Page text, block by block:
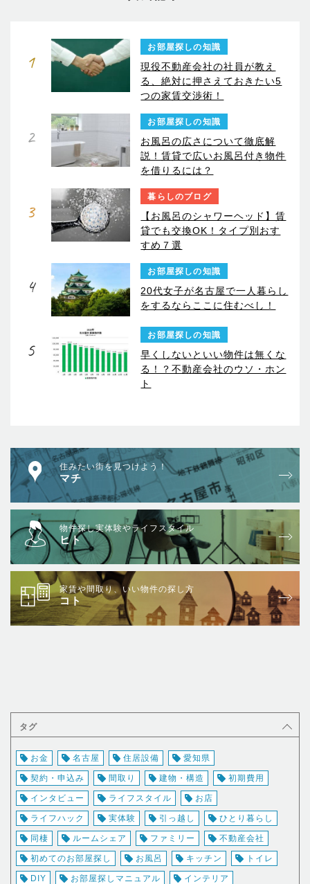
1
お部屋探しの知識
現役不動産会社の社員が教え
る、絶対に押さえておきたい5
つの家賃交渉術！
2
お部屋探しの知識
お風呂の広さについて徹底解
説！賃貸で広いお風呂付き物件
を借りるには？
3
暮らしのブログ
【お風呂のシャワーヘッド】賃
貸でも交換OK！タイプ別おす
すめ７選
4
お部屋探しの知識
20代女子が名古屋で一人暮らし
をするならここに住むべし！
5
お部屋探しの知識
早くしないといい物件は無くな
る！？不動産会社のウソ・ホン
ト
住みたい街を見つけよう！
マチ
物件探し実体験やライフスタイル
ヒト
家賃や間取り、いい物件の探し方
コト
タグ
お金 名古屋 住居設備 愛知県
契約・申込み 間取り 建物・構造 初期費用
インタビュー ライフスタイル お店
ライフハック 実体験 引っ越し ひとり暮らし
同棲 ルームシェア ファミリー 不動産会社
初めてのお部屋探し お風呂 キッチン トイレ
DIY お部屋探しマニュアル インテリア